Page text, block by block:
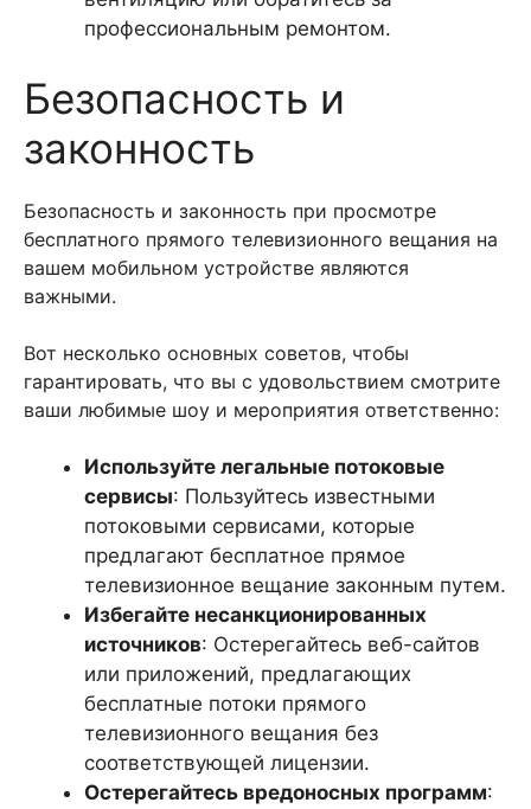
профессиональным ремонтом.
Безопасность и
законность
Безопасность и законность при просмотре
бесплатного прямого телевизионного вещания на
вашем мобильном устройстве являются
важными.
Вот несколько основных советов, чтобы
гарантировать, что вы с удовольствием смотрите
ваши любимые шоу и мероприятия ответственно:
Используйте легальные потоковые
сервисы: Пользуйтесь известными
потоковыми сервисами, которые
предлагают бесплатное прямое
телевизионное вещание законным путем.
Избегайте несанкционированных
источников: Остерегайтесь веб-сайтов
или приложений, предлагающих
бесплатные потоки прямого
телевизионного вещания без
соответствующей лицензии.
Остерегайтесь вредоносных программ: